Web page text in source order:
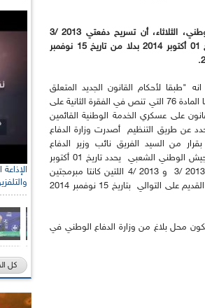
أعلنت وزارة الدفاع الوطني، الثلاثاء، أن تسريح دفعتي 2013 /3
و2013 /4 حدد بتاريخ 01 أكتوبر 2014 بدلا من تاريخ 15 نوفمبر
"طبقا لأحكام القانون الجديد المتعلق
بالخدمة الوطنية لاسيما المادة 76 التي تنص في الفقرة الثانية على
على عسكري الخدمة الوطنية القائمين
عن طريق التنظيم أصدرت وزارة الدفاع
من السيد الفريق نائب وزير الدفاع
الوطني رئيس أركان الجيش الوطني الشعبي يحدد تاريخ 01 أكتوبر
2014 لتسريح دفعتي 2013 /3 و 2013 /4 اللتين كانتا مبرمجتين
للتسريح طبقا للقانون القديم على التوالي بتاريخ 15 نوفمبر 2014
محل بلاغ من وزارة الدفاع الوطني في
كل